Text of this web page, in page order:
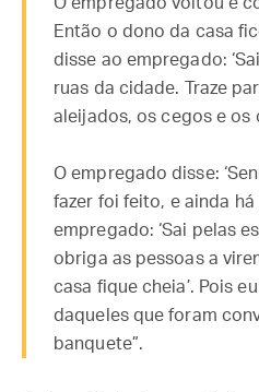
Então o dono da casa
disse ao empregado:
ruas da cidade. Traze
aleijados, os cegos e os
O empregado disse:
fazer foi feito, e ainda há
empregado: ‘Sai pelas
obriga as pessoas a
casa fique cheia’. Pois
daqueles que foram
banquete”.